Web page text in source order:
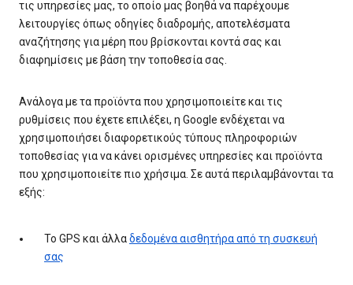
τις υπηρεσίες μας, το οποίο μας βοηθά να παρέχουμε
λειτουργίες όπως οδηγίες διαδρομής, αποτελέσματα
αναζήτησης για μέρη που βρίσκονται κοντά σας και
διαφημίσεις με βάση την τοποθεσία σας.
Ανάλογα με τα προϊόντα που χρησιμοποιείτε και τις
ρυθμίσεις που έχετε επιλέξει, η Google ενδέχεται να
χρησιμοποιήσει διαφορετικούς τύπους πληροφοριών
τοποθεσίας για να κάνει ορισμένες υπηρεσίες και προϊόντα
που χρησιμοποιείτε πιο χρήσιμα. Σε αυτά περιλαμβάνονται τα
εξής:
Το GPS και άλλαδεδομένα αισθητήρα από τη συσκευή
σας